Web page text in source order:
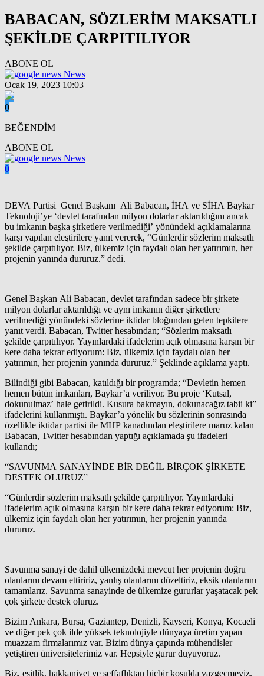
BABACAN, SÖZLERİM MAKSATLI
ŞEKİLDE ÇARPITILIYOR
ABONE OL
News
Ocak 19, 2023 10:03
0
BEĞENDİM
ABONE OL
News
0
DEVA Partisi Genel Başkanı Ali Babacan, İHA ve SİHA Baykar
Teknoloji’ye ‘devlet tarafından milyon dolarlar aktarıldığını ancak
bu imkanın başka şirketlere verilmediği’ yönündeki açıklamalarına
karşı yapılan eleştirilere yanıt vererek, “Günlerdir sözlerim maksatlı
şekilde çarpıtılıyor. Biz, ülkemiz için faydalı olan her yatırımın, her
projenin yanında dururuz.” dedi.
Genel Başkan Ali Babacan, devlet tarafından sadece bir şirkete
milyon dolarlar aktarıldığı ve aynı imkanın diğer şirketlere
verilmediği yönündeki sözlerine iktidar bloğundan gelen tepkilere
yanıt verdi. Babacan, Twitter hesabından; “Sözlerim maksatlı
şekilde çarpıtılıyor. Yayınlardaki ifadelerim açık olmasına karşın bir
kere daha tekrar ediyorum: Biz, ülkemiz için faydalı olan her
yatırımın, her projenin yanında dururuz.” Şeklinde açıklama yaptı.
Bilindiği gibi Babacan, katıldığı bir programda; “Devletin hemen
hemen bütün imkanları, Baykar’a veriliyor. Bu proje ‘Kutsal,
dokunulmaz’ hale getirildi. Kusura bakmayın, dokunacağız tabii ki”
ifadelerini kullanmıştı. Baykar’a yönelik bu sözlerinin sonrasında
özellikle iktidar partisi ile MHP kanadından eleştirilere maruz kalan
Babacan, Twitter hesabından yaptığı açıklamada şu ifadeleri
kullandı;
“SAVUNMA SANAYİNDE BİR DEĞİL BİRÇOK ŞİRKETE
DESTEK OLURUZ”
“Günlerdir sözlerim maksatlı şekilde çarpıtılıyor. Yayınlardaki
ifadelerim açık olmasına karşın bir kere daha tekrar ediyorum: Biz,
ülkemiz için faydalı olan her yatırımın, her projenin yanında
dururuz.
Savunma sanayi de dahil ülkemizdeki mevcut her projenin doğru
olanlarını devam ettiririz, yanlış olanlarını düzeltiriz, eksik olanlarını
tamamlarız. Savunma sanayinde de ülkemize gururlar yaşatacak pek
çok şirkete destek oluruz.
Bizim Ankara, Bursa, Gaziantep, Denizli, Kayseri, Konya, Kocaeli
ve diğer pek çok ilde yüksek teknolojiyle dünyaya üretim yapan
muazzam firmalarımız var. Bizim dünya çapında mühendisler
yetiştiren üniversitelerimiz var. Hepsiyle gurur duyuyoruz.
Biz, eşitlik, hakkaniyet ve şeffaflıktan hiçbir koşulda vazgeçmeyiz.